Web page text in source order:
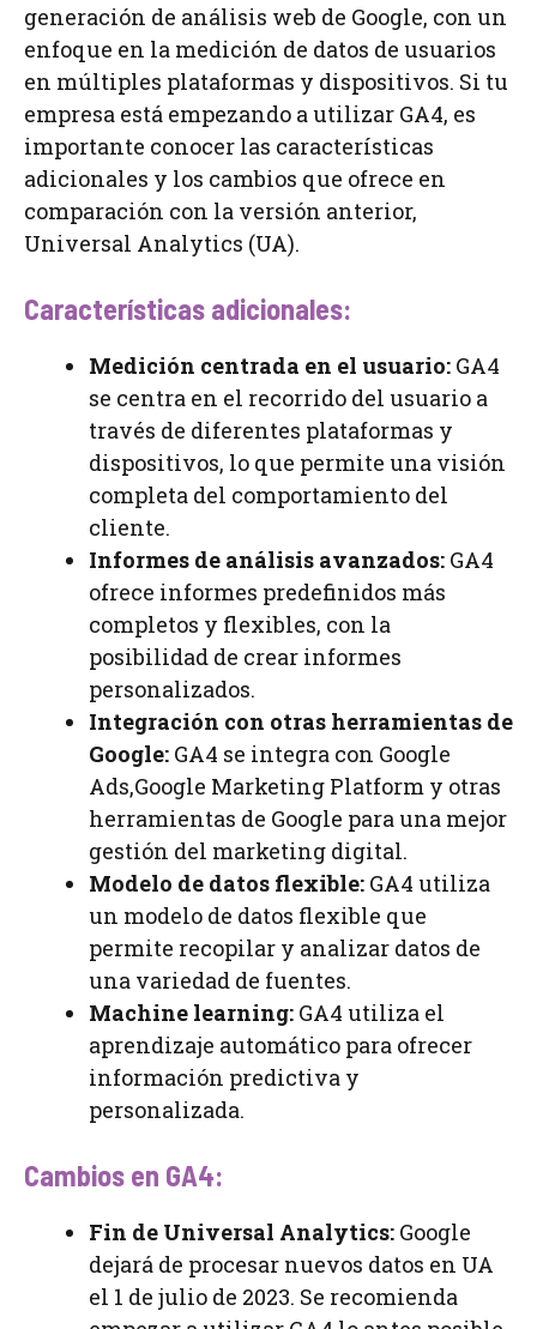
generación de análisis web de Google, con un
enfoque en la medición de datos de usuarios
en múltiples plataformas y dispositivos. Si tu
empresa está empezando a utilizar GA4, es
importante conocer las características
adicionales y los cambios que ofrece en
comparación con la versión anterior,
Universal Analytics (UA).
Características adicionales:
Medición centrada en el usuario: GA4
se centra en el recorrido del usuario a
través de diferentes plataformas y
dispositivos, lo que permite una visión
completa del comportamiento del
cliente.
Informes de análisis avanzados: GA4
ofrece informes predefinidos más
completos y flexibles, con la
posibilidad de crear informes
personalizados.
Integración con otras herramientas de
Google: GA4 se integra con Google
Ads,Google Marketing Platform y otras
herramientas de Google para una mejor
gestión del marketing digital.
Modelo de datos flexible: GA4 utiliza
un modelo de datos flexible que
permite recopilar y analizar datos de
una variedad de fuentes.
Machine learning: GA4 utiliza el
aprendizaje automático para ofrecer
información predictiva y
personalizada.
Cambios en GA4:
Fin de Universal Analytics: Google
dejará de procesar nuevos datos en UA
el 1 de julio de 2023. Se recomienda